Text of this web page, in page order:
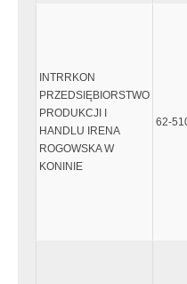
INTRRKON
PRZEDSIĘBIORSTWO
PRODUKCJI I
HANDLU IRENA
ROGOWSKA W
KONINIE
62-